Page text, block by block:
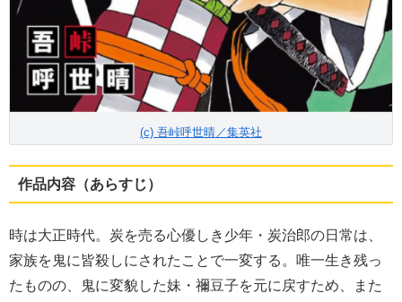
(c) 吾峠呼世晴／集英社
作品内容（あらすじ）
時は大正時代。炭を売る心優しき少年・炭治郎の日常は、
家族を鬼に皆殺しにされたことで一変する。唯一生き残っ
たものの、鬼に変貌した妹・禰豆子を元に戻すため、また